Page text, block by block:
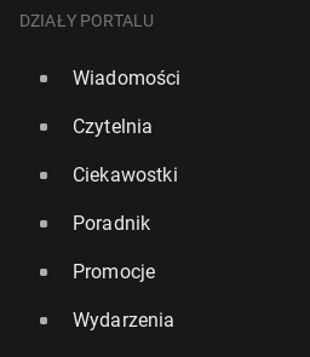
DZIAŁY PORTALU
Wiadomości
Czytelnia
Ciekawostki
Poradnik
Promocje
Wydarzenia